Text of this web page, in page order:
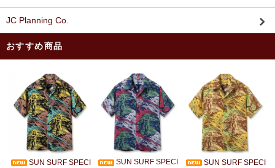
JC Planning Co.
おすすめ商品
SUN SURF SPECI
SUN SURF SPECI
SUN SURF SPECI